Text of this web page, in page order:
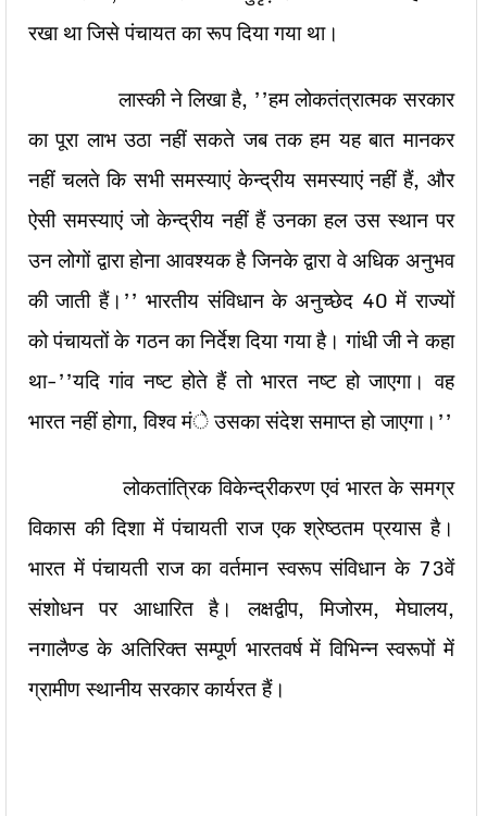
रखा था जिसे पंचायत का रूप दिया गया था।
लास्की ने लिखा है, ’’हम लोकतंत्रात्मक सरकार
का पूरा लाभ उठा नहीं सकते जब तक हम यह बात मानकर
नहीं चलते कि सभी समस्याएं केन्द्रीय समस्याएं नहीं हैं, और
ऐसी समस्याएं जो केन्द्रीय नहीं हैं उनका हल उस स्थान पर
उन लोगों द्वारा होना आवश्यक है जिनके द्वारा वे अधिक अनुभव
की जाती हैं।’’ भारतीय संविधान के अनुच्छेद 40 में राज्यों
को पंचायतों के गठन का निर्देश दिया गया है। गांधी जी ने कहा
था-’’यदि गांव नष्ट होते हैं तो भारत नष्ट हो जाएगा। वह
भारत नहीं होगा, विश्व मंे उसका संदेश समाप्त हो जाएगा।’’
लोकतांत्रिक विकेन्द्रीकरण एवं भारत के समग्र
विकास की दिशा में पंचायती राज एक श्रेष्ठतम प्रयास है।
भारत में पंचायती राज का वर्तमान स्वरूप संविधान के 73वें
संशोधन पर आधारित है। लक्षद्वीप, मिजोरम, मेघालय,
नगालैण्ड के अतिरिक्त सम्पूर्ण भारतवर्ष में विभिन्न स्वरूपों में
ग्रामीण स्थानीय सरकार कार्यरत हैं।